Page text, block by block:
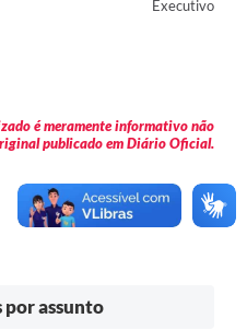
Executivo
é meramente informativo não
publicado em Diário Oficial.
assunto